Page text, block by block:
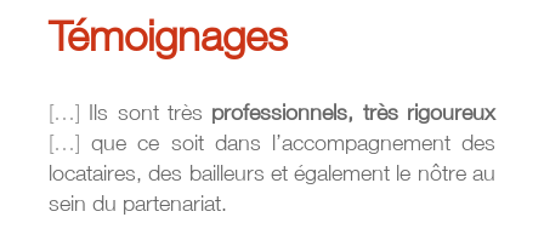
Témoignages
[…] Ils sont très professionnels, très rigoureux
[…] que ce soit dans l’accompagnement des
locataires, des bailleurs et également le nôtre au
sein du partenariat.